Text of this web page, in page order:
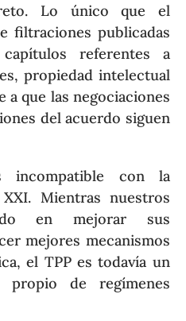
Lo único que el
filtraciones publicadas
referentes a
propiedad intelectual
a que las negociaciones
del acuerdo siguen
incompatible con la
Mientras nuestros
en mejorar sus
mejores mecanismos
el TPP es todavía un
propio de regímenes